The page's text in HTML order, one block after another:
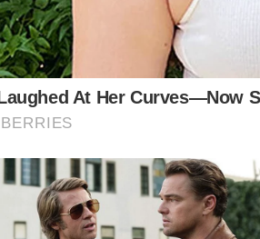
กตั้งครั้งหน้า “เป็นสิทธิของพรรคใดที่
แล้วแต่
คเพื่อไทยมุ่งเดินหน้าแก้ปัญหา 3 ป. ข
น”